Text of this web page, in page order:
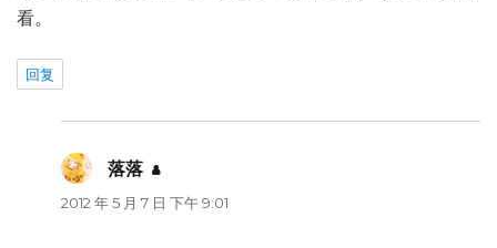
看。
回复
落落 说
道：
2012 年 5 月 7 日 下午 9:01